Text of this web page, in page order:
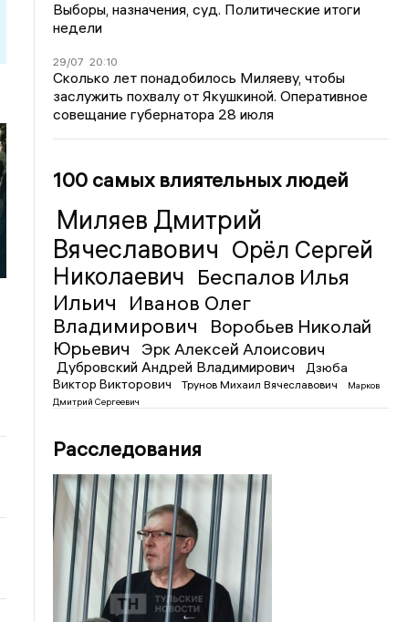
Выборы, назначения, суд. Политические итоги
недели
29/07 20:10
Сколько лет понадобилось Миляеву, чтобы
заслужить похвалу от Якушкиной. Оперативное
совещание губернатора 28 июля
100 самых влиятельных людей
Миляев Дмитрий
Вячеславович Орёл Сергей
Николаевич Беспалов Илья
Ильич
Иванов Олег
Владимирович
Воробьев Николай
Юрьевич
Эрк Алексей Алоисович
Дубровский Андрей Владимирович
Дзюба
Виктор Викторович
Трунов Михаил Вячеславович
Марков
Дмитрий Сергеевич
Расследования